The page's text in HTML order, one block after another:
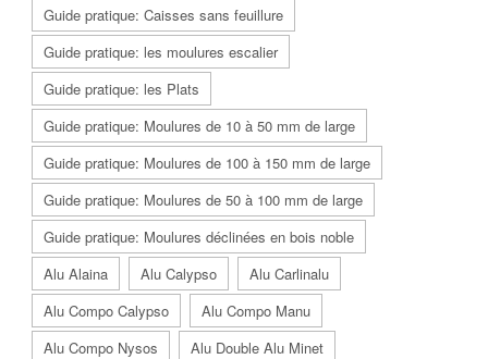
Guide pratique: Caisses sans feuillure
Guide pratique: les moulures escalier
Guide pratique: les Plats
Guide pratique: Moulures de 10 à 50 mm de large
Guide pratique: Moulures de 100 à 150 mm de large
Guide pratique: Moulures de 50 à 100 mm de large
Guide pratique: Moulures déclinées en bois noble
Alu Alaina
Alu Calypso
Alu Carlinalu
Alu Compo Calypso
Alu Compo Manu
Alu Compo Nysos
Alu Double Alu Minet